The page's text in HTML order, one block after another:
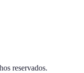
reservados.